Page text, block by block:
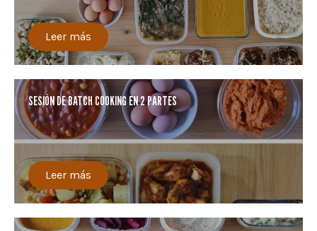
Leer más
SESIÓN DE BATCH COOKING EN 2 PARTES
Leer más